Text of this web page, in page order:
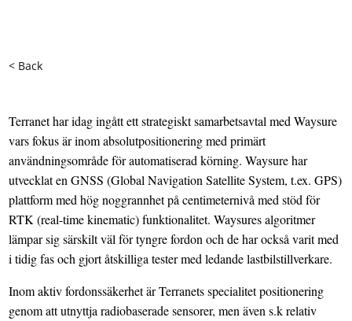
< Back
Terranet har idag ingått ett strategiskt samarbetsavtal med Waysure
vars fokus är inom absolutpositionering med primärt
användningsområde för automatiserad körning. Waysure har
utvecklat en GNSS (Global Navigation Satellite System, t.ex. GPS)
plattform med hög noggrannhet på centimeternivå med stöd för
RTK (real-time kinematic) funktionalitet. Waysures algoritmer
lämpar sig särskilt väl för tyngre fordon och de har också varit med
i tidig fas och gjort åtskilliga tester med ledande lastbilstillverkare.
Inom aktiv fordonssäkerhet är Terranets specialitet positionering
genom att utnyttja radiobaserade sensorer, men även s.k relativ